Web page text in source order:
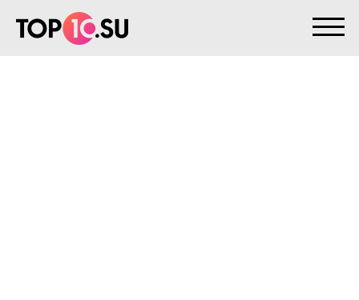
На главную
STRIKE